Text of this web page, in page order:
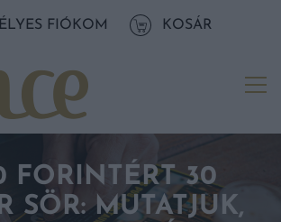
FIÓKOM KOSÁR
FORINTÉRT 30
SÖR: MUTATJUK,